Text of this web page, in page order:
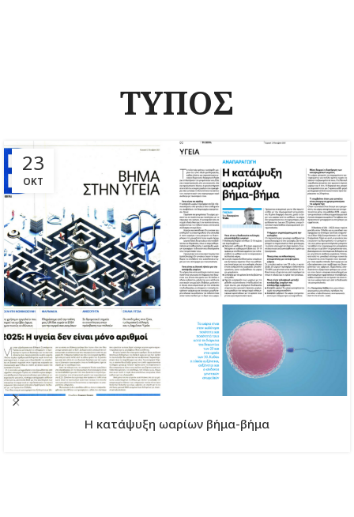
ΤΥΠΟΣ
23
ΟΚΤ
H κατάψυξη ωαρίων βήμα-βήμα